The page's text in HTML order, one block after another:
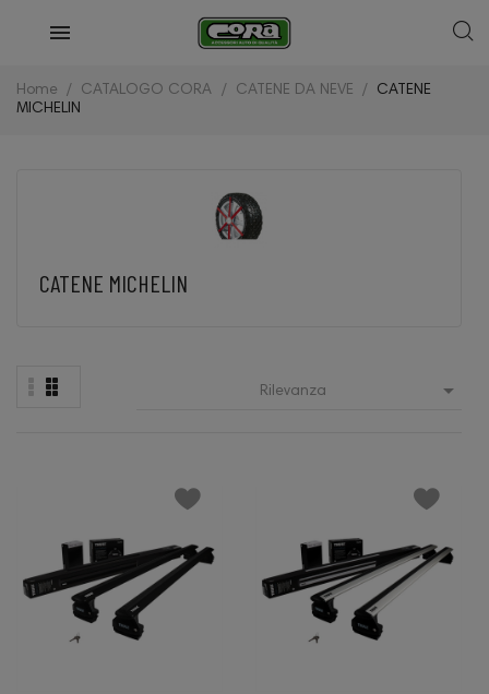
Home CATALOGO CORA CATENE DA NEVE
CATENE
MICHELIN
CATENE MICHELIN
Rilevanza 